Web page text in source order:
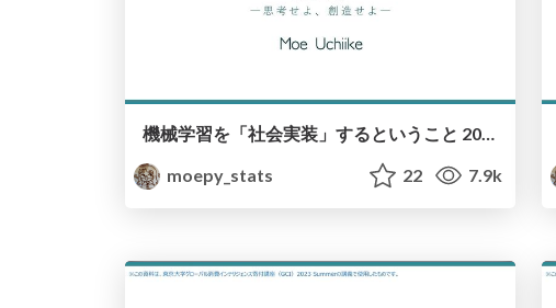
機械学習を「社会実装」するということ 2025年版 / Social Implementation of Machine Learning 2025 Version
moepy_stats
22 7.9k